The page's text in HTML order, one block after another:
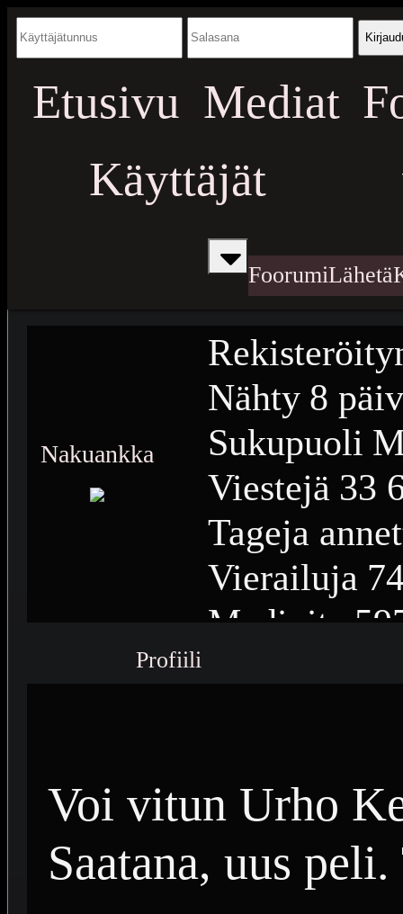
Etusivu Mediat
Käyttäjät
FoorumiLähetä
Nakuankka
Nähty 8
Sukupuoli
Viestejä 33
Tageja
Vierailuja
Medioita
Profiili
Voi vitun Urho
Saatana, uus peli.